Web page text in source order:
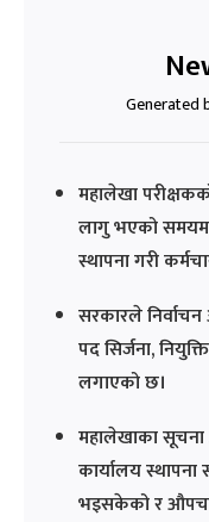
Generated
महालेखा
लागु भएको समयमा
स्थापना गरी
सरकारले
पद सिर्जना,
लगाएको छ।
महालेखाका सूचना
कार्यालय
भइसकेको र